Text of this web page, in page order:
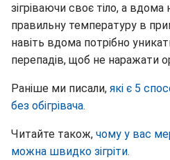
зігріваючи своє тіло, а вдома
правильну температуру в
навіть вдома потрібно
перепадів, щоб не наражати
Раніше ми писали, які є 5
без обігрівача.
Читайте також, чому у вас
можна швидко зігріти.